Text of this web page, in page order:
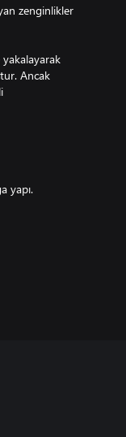
zenginlikler
Ancak
yapı.